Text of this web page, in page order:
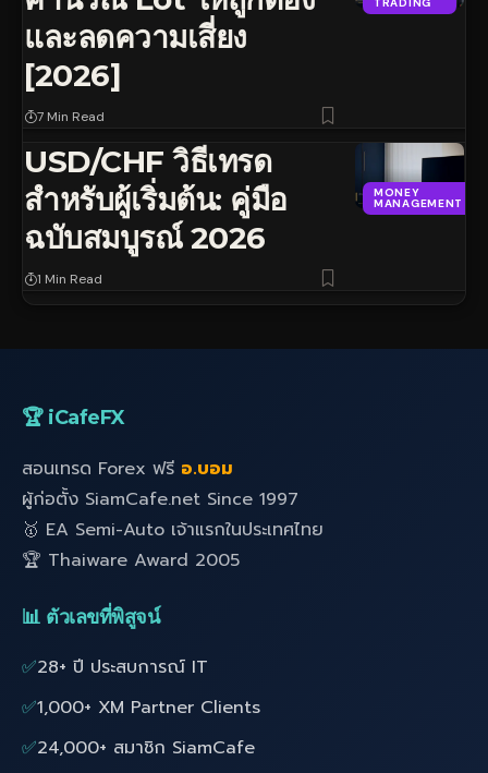
และลดความเสี่ยง
[2026]
7 Min Read
MONEY
MANAGEMENT
USD/CHF วิธีเทรด
สำหรับผู้เริ่มต้น: คู่มือ
ฉบับสมบูรณ์ 2026
1 Min Read
🏆 iCafeFX
สอนเทรด Forex ฟรี อ.บอม
ผู้ก่อตั้ง SiamCafe.net Since 1997
🥇 EA Semi-Auto เจ้าแรกในประเทศไทย
🏆 Thaiware Award 2005
📊 ตัวเลขที่พิสูจน์
✅28+ ปี ประสบการณ์ IT
✅1,000+ XM Partner Clients
✅24,000+ สมาชิก SiamCafe